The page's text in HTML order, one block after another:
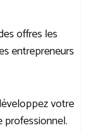
offres les
entrepreneurs
votre
professionnel.